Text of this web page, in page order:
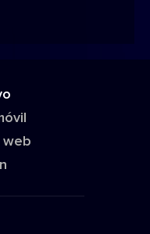
web